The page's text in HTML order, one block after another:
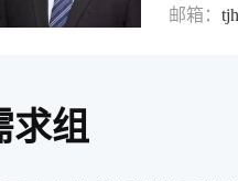
邮箱：
求组